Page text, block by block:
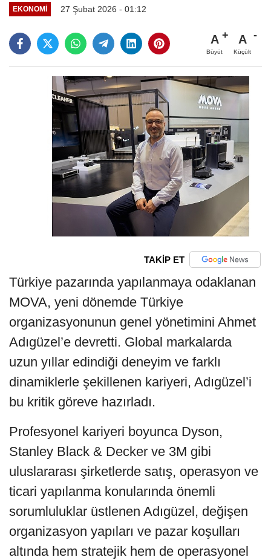
EKONOMI 27 Şubat 2026 - 01:12
A
Büyüt
A
Küçült
TAKİP ET
Türkiye pazarında yapılanmaya odaklanan
MOVA, yeni dönemde Türkiye
organizasyonunun genel yönetimini Ahmet
Adıgüzel’e devretti. Global markalarda
uzun yıllar edindiği deneyim ve farklı
dinamiklerle şekillenen kariyeri, Adıgüzel’i
bu kritik göreve hazırladı.
Profesyonel kariyeri boyunca Dyson,
Stanley Black & Decker ve 3M gibi
uluslararası şirketlerde satış, operasyon ve
ticari yapılanma konularında önemli
sorumluluklar üstlenen Adıgüzel, değişen
organizasyon yapıları ve pazar koşulları
altında hem stratejik hem de operasyonel